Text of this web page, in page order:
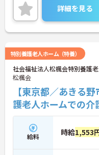
詳細を見る
特別養護老人ホーム（特養）
社会福祉法人松楓会特別養護
松楓会
【東京都／あきる
護老人ホームでの
給料 時給1,553